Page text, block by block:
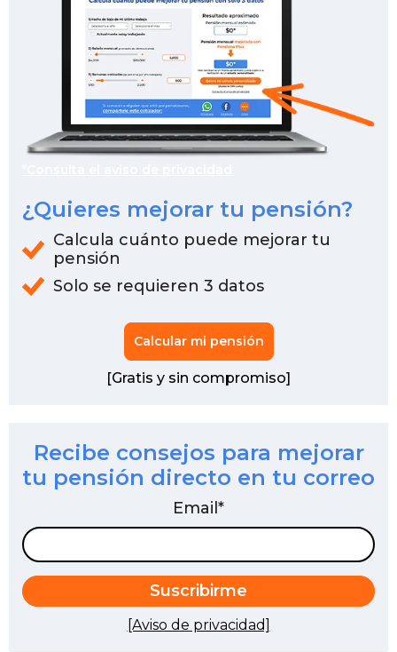
¿Quieres mejorar tu pensión?
Calcula cuánto puede mejorar tu
pensión
Solo se requieren 3 datos
Calcular mi pensión
[Gratis y sin compromiso]
Recibe consejos para mejorar
tu pensión directo en tu correo
Email*
[Aviso de privacidad]